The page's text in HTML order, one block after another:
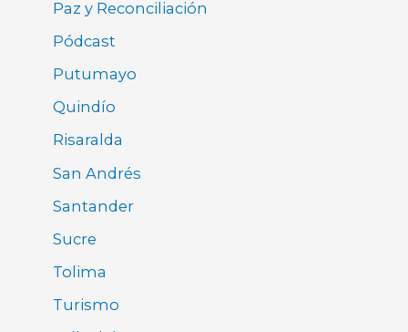
Paz y Reconciliación
Pódcast
Putumayo
Quindío
Risaralda
San Andrés
Santander
Sucre
Tolima
Turismo